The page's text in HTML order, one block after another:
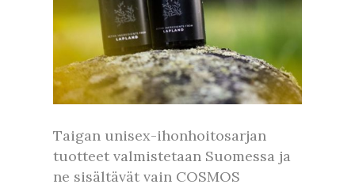
Taigan unisex-ihonhoitosarjan
tuotteet valmistetaan Suomessa ja
ne sisältävät vain COSMOS